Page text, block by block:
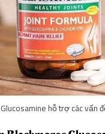
hỗ trợ các vấn